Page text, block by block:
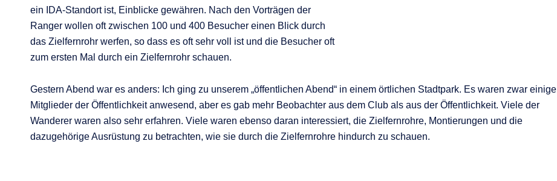
ein IDA-Standort ist, Einblicke gewähren. Nach den Vorträgen der
Ranger wollen oft zwischen 100 und 400 Besucher einen Blick durch
das Zielfernrohr werfen, so dass es oft sehr voll ist und die Besucher oft
zum ersten Mal durch ein Zielfernrohr schauen.
Gestern Abend war es anders: Ich ging zu unserem „öffentlichen Abend“ in einem örtlichen Stadtpark. Es waren zwar einige
Mitglieder der Öffentlichkeit anwesend, aber es gab mehr Beobachter aus dem Club als aus der Öffentlichkeit. Viele der
Wanderer waren also sehr erfahren. Viele waren ebenso daran interessiert, die Zielfernrohre, Montierungen und die
dazugehörige Ausrüstung zu betrachten, wie sie durch die Zielfernrohre hindurch zu schauen.